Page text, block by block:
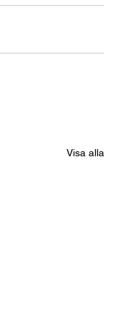
Visa alla